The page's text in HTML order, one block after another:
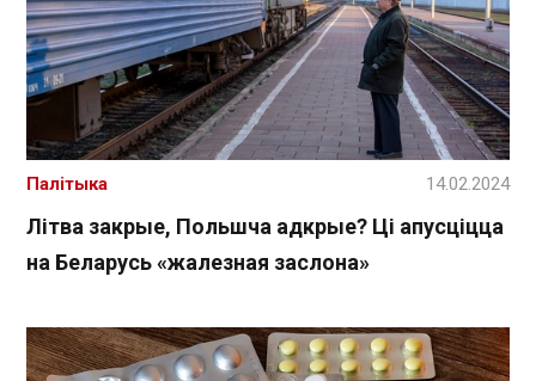
Літва закрые, Польшча адкрые? Ці апусціцца
на Беларусь «жалезная заслона»
Палітыка 14.02.2024